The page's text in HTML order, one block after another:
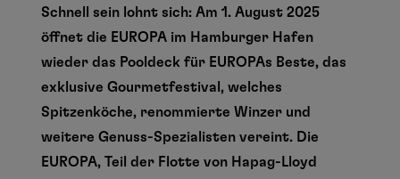
Schnell sein lohnt sich: Am 1. August 2025
öffnet die EUROPA im Hamburger Hafen
wieder das Pooldeck für EUROPAs Beste, das
exklusive Gourmetfestival, welches
Spitzenköche, renommierte Winzer und
weitere Genuss-Spezialisten vereint. Die
EUROPA, Teil der Flotte von Hapag-Lloyd